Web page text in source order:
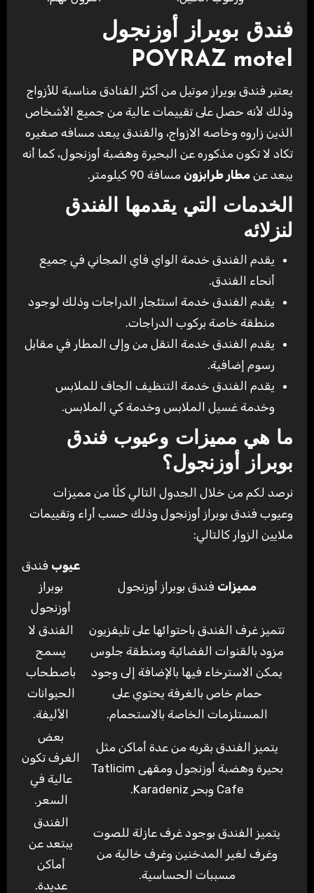
فندق بويراز أوزنجول
POYRAZ motel
يعتبر فندق بويراز موتيل من أكثر الفنادق مناسبة للأزواج
وذلك لأنه حصل على تقييمات عالية من جميع الأشخاص
الذين زاروه وخاصه الازواج، والفندق يبعد مسافه صغيره
تكاد لا تكون مذكوره عن البحيرة وهضبة أوزنجول، كما أنه
يبعد عن مطار طرابزون مسافة 90 كيلومتر.
الخدمات التي يقدمها الفندق
لنزلائه
يقدم الفندق خدمة الواي فاي المجاني في جميع
أنحاء الفندق.
يقدم الفندق خدمة استئجار الدراجات وذلك لوجود
منطقة خاصة بركوب الدراجات.
يقدم الفندق خدمة النقل من وإلى المطار في مقابل
رسوم إضافية.
يقدم الفندق خدمة التنظيف الجاف للملابس
وخدمة غسيل الملابس وخدمة كي الملابس.
ما هي مميزات وعيوب فندق
بوبراز أوزنجول؟
نرصد لكم من خلال الجدول التالي كلًا من مميزات
وعيوب فندق بوبراز أوزنجول وذلك حسب أراء وتقييمات
ملايين الزوار كالتالي:
مميزات فندق بوبراز أوزنجول
عيوب فندق
بوبراز
أوزنجول
تتميز غرف الفندق باحتوائها على تليفزيون
مزود بالقنوات الفضائية ومنطقة جلوس
يمكن الاسترخاء فيها بالإضافة إلى وجود
حمام خاص بالغرفة يحتوي على
المستلزمات الخاصة بالاستحمام.
الفندق لا
يسمح
باصطحاب
الحيوانات
الأليفة.
يتميز الفندق بقربه من عدة أماكن مثل
بحيرة وهضبة أوزنجول ومقهى Tatlicim
Cafe وبحر Karadeniz.
بعض
الغرف تكون
عالية في
السعر.
يتميز الفندق بوجود غرف عازلة للصوت
وغرف لغير المدخنين وغرف خالية من
مسببات الحساسية.
الفندق
يبتعد عن
أماكن
عديدة.